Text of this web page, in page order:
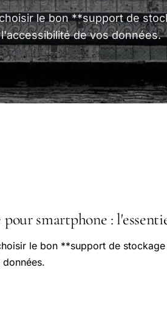
le bon **support de
de vos données.
smartphone :
le bon **support de